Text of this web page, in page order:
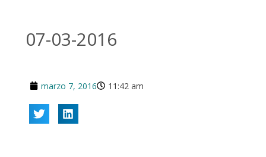
07-03-2016
marzo 7, 2016 11:42 am